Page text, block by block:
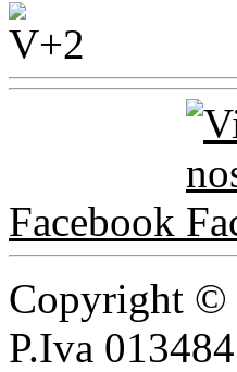
Facebook
Copyright ©
P.Iva